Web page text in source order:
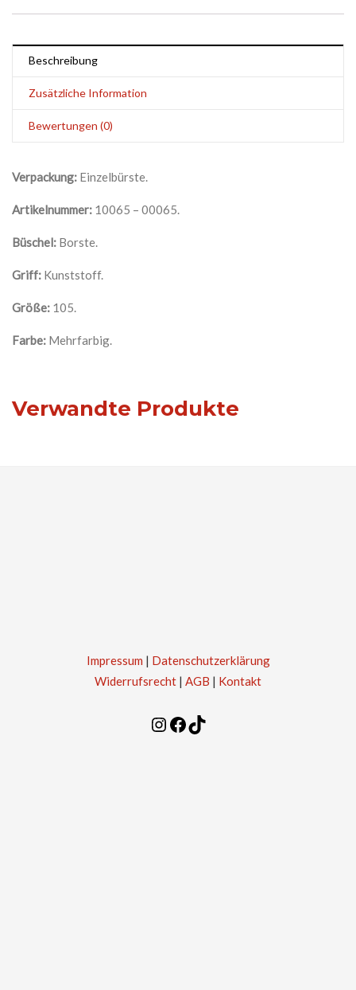
Beschreibung
Zusätzliche Information
Bewertungen (0)
Verpackung: Einzelbürste.
Artikelnummer: 10065 – 00065.
Büschel: Borste.
Griff: Kunststoff.
Größe: 105.
Farbe: Mehrfarbig.
Verwandte Produkte
Impressum | Datenschutzerklärung
Widerrufsrecht | AGB | Kontakt
Instagram
Facebook